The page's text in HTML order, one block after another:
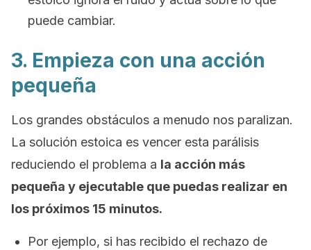
puede cambiar.
3. Empieza con una acción
pequeña
Los grandes obstáculos a menudo nos paralizan.
La solución estoica es vencer esta parálisis
reduciendo el problema a la acción más
pequeña y ejecutable que puedas realizar en
los próximos 15 minutos.
Por ejemplo, si has recibido el rechazo de